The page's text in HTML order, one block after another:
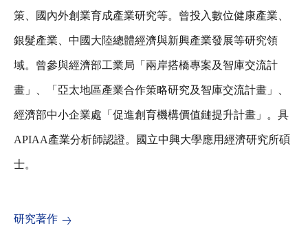
策、國內外創業育成產業研究等。曾投入數位健康產業、
銀髮產業、中國大陸總體經濟與新興產業發展等研究領
域。曾參與經濟部工業局「兩岸搭橋專案及智庫交流計
畫」、「亞太地區產業合作策略研究及智庫交流計畫」、
經濟部中小企業處「促進創育機構價值鏈提升計畫」。具
APIAA產業分析師認證。國立中興大學應用經濟研究所碩
士。
研究著作